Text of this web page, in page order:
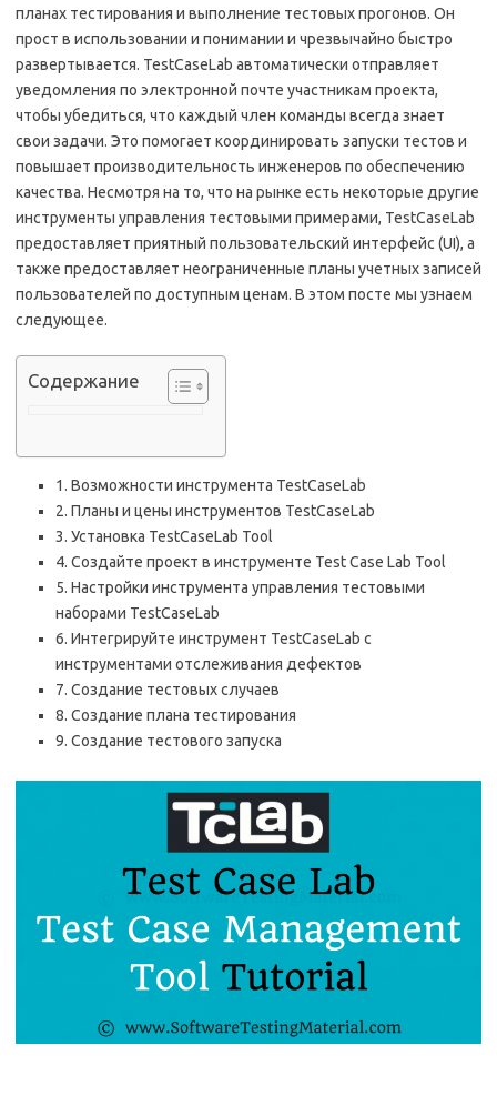
планах тестирования и выполнение тестовых прогонов. Он
прост в использовании и понимании и чрезвычайно быстро
развертывается. TestCaseLab автоматически отправляет
уведомления по электронной почте участникам проекта,
чтобы убедиться, что каждый член команды всегда знает
свои задачи. Это помогает координировать запуски тестов и
повышает производительность инженеров по обеспечению
качества. Несмотря на то, что на рынке есть некоторые другие
инструменты управления тестовыми примерами, TestCaseLab
предоставляет приятный пользовательский интерфейс (UI), а
также предоставляет неограниченные планы учетных записей
пользователей по доступным ценам. В этом посте мы узнаем
следующее.
Содержание
1. Возможности инструмента TestCaseLab
2. Планы и цены инструментов TestCaseLab
3. Установка TestCaseLab Tool
4. Создайте проект в инструменте Test Case Lab Tool
5. Настройки инструмента управления тестовыми
наборами TestCaseLab
6. Интегрируйте инструмент TestCaseLab с
инструментами отслеживания дефектов
7. Создание тестовых случаев
8. Создание плана тестирования
9. Создание тестового запуска